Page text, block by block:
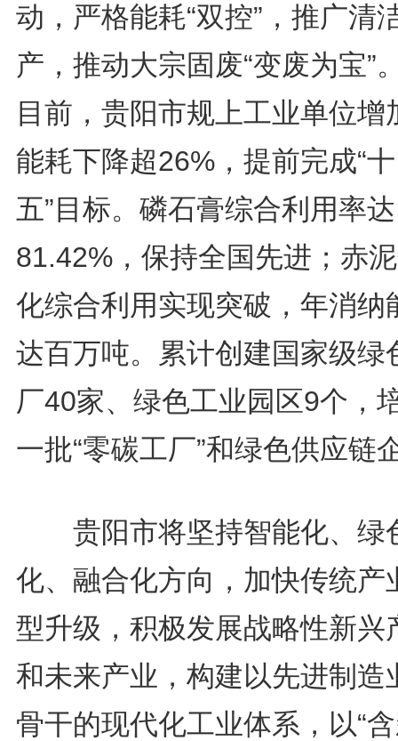
动，严格能耗“双控”，推广清
产，推动大宗固废“变废为宝”
目前，贵阳市规上工业单位增
能耗下降超26%，提前完成“
五”目标。磷石膏综合利用率达
81.42%，保持全国先进；赤
化综合利用实现突破，年消纳
达百万吨。累计创建国家级绿
厂40家、绿色工业园区9个，
一批“零碳工厂”和绿色供应链
贵阳市将坚持智能化、绿
化、融合化方向，加快传统产
型升级，积极发展战略性新兴
和未来产业，构建以先进制造
骨干的现代化工业体系，以“